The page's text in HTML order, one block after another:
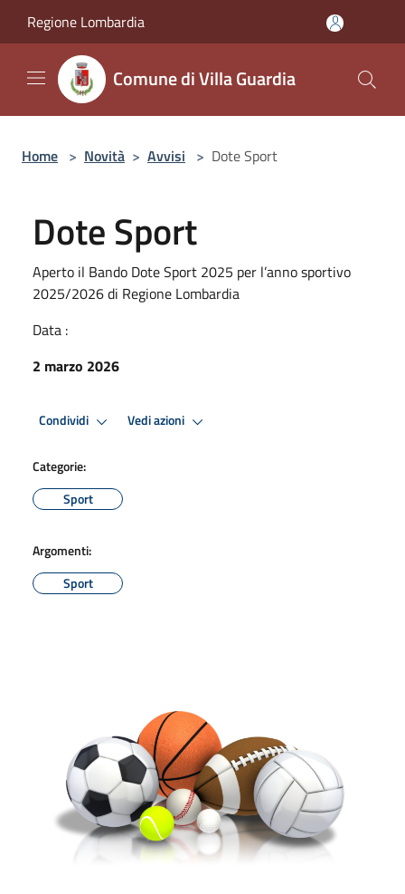
Regione Lombardia
Comune di Villa Guardia
Home > Novità > Avvisi > Dote Sport
Dote Sport
Aperto il Bando Dote Sport 2025 per l’anno sportivo
2025/2026 di Regione Lombardia
Data :
2 marzo 2026
Condividi Vedi azioni
Categorie:
Sport
Argomenti:
Sport